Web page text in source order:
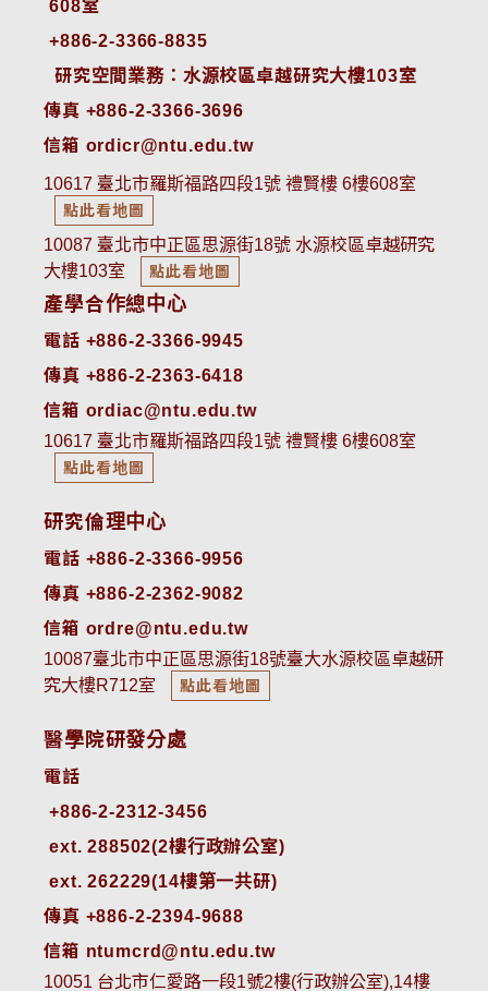
608室
+886-2-3366-8835
研究空間業務：水源校區卓越研究大樓103室
傳真 +886-2-3366-3696
信箱 ordicr@ntu.edu.tw
10617 臺北市羅斯福路四段1號 禮賢樓 6樓608室
點此看地圖
10087 臺北市中正區思源街18號 水源校區卓越研究
大樓103室
點此看地圖
產學合作總中心
電話 +886-2-3366-9945
傳真 +886-2-2363-6418
信箱 ordiac@ntu.edu.tw
10617 臺北市羅斯福路四段1號 禮賢樓 6樓608室
點此看地圖
研究倫理中心
電話 +886-2-3366-9956
傳真 +886-2-2362-9082
信箱 ordre@ntu.edu.tw
10087臺北市中正區思源街18號臺大水源校區卓越研
究大樓R712室
點此看地圖
醫學院研發分處
電話
ext. 288502(2樓行政辦公室)
ext. 262229(14樓第一共研)
傳真 +886-2-2394-9688
信箱 ntumcrd@ntu.edu.tw
10051 台北市仁愛路一段1號2樓(行政辦公室),14樓